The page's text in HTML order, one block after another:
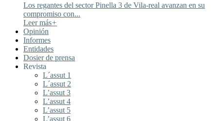
Los regantes del sector Pinella 3 de Vila-real avanzan en su
compromiso con...
Leer más+
Opinión
Informes
Entidades
Dosier de prensa
Revista
L´assut 1
L´assut 2
L’assut 3
L’assut 4
L’assut 5
L’assut 6